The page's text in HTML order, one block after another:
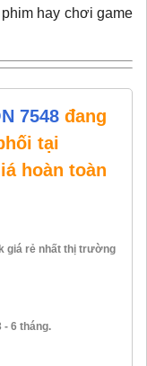
hay chơi game
7548 đang
tại
hoàn toàn
giá rẻ nhất thị trường
6 tháng.